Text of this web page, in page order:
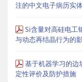
注的中文电子病历实
Si含量对高硅电工
与动态再结晶行为的
基于机器学习的边
定性评价及防护措施